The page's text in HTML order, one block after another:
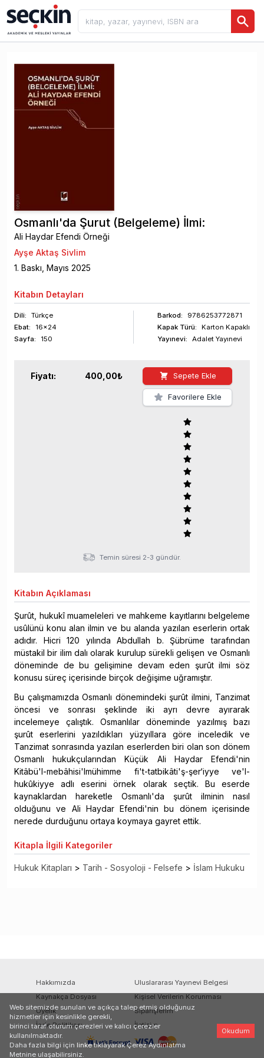
Osmanlı'da Şurut (Belgeleme) İlmi:
Ali Haydar Efendi Örneği
Ayşe Aktaş Sivlim
1. Baskı, Mayıs 2025
Kitabın Detayları
Dili:
Türkçe
Ebat:
16x24
Sayfa: 150
Barkod:
9786253772871
Kapak Türü:
Karton Kapaklı
Yayınevi:
Adalet Yayınevi
Fiyatı: 400,00₺ Sepete Ekle
Favorilere Ekle
Temin süresi 2-3 gündür.
Kitabın Açıklaması
Şurût, hukukî muameleleri ve mahkeme kayıtlarını belgeleme
usûlünü konu alan ilmin ve bu alanda yazılan eserlerin ortak
adıdır. Hicri 120 yılında Abdullah b. Şübrüme tarafından
müstakil bir ilim dalı olarak kurulup sürekli gelişen ve Osmanlı
döneminde de bu gelişimine devam eden şurût ilmi söz
konusu süreç içerisinde birçok değişime uğramıştır.
Bu çalışmamızda Osmanlı dönemindeki şurût ilmini, Tanzimat
öncesi ve sonrası şeklinde iki ayrı devre ayırarak
incelemeye çalıştık. Osmanlılar döneminde yazılmış bazı
şurût eserlerini yazıldıkları yüzyıllara göre inceledik ve
Tanzimat sonrasında yazılan eserlerden biri olan son dönem
Osmanlı hukukçularından Küçük Ali Haydar Efendi'nin
Kitâbü'l-mebâhisi'lmühimme fi't-tatbikâti'ş-şer‘iyye ve'l-
hukûkiyye adlı eserini örnek olarak seçtik. Bu eserde
kaynaklardan hareketle Osmanlı'da şurût ilminin nasıl
olduğunu ve Ali Haydar Efendi'nin bu dönem içerisinde
nerede durduğunu ortaya koymaya gayret ettik.
Kitapla İlgili Kategoriler
Hukuk Kitapları > Tarih - Sosyoloji - Felsefe > İslam Hukuku
Hakkımızda
Uluslararası Yayınevi Belgesi
Kaynakça Dosyası
Kişisel Verilerin Korunması
Üyelik
Siparişlerim
İade Politikası
İletişim
Web sitemizde sunulan ve açıkça talep etmiş olduğunuz
hizmetler için kesinlikle gerekli,
birinci taraf oturum çerezleri ve kalıcı çerezler
kullanılmaktadır.
Daha fazla bilgi için linke tıklayarak Çerez Aydınlatma
Metnine ulaşabilirsiniz.
Okudum